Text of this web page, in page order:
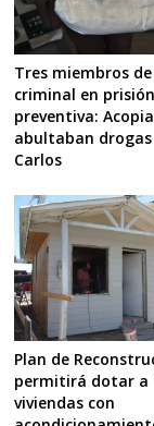
Tres miembros
criminal en prisión
preventiva:
abultaban drogas
Carlos
Plan de
permitirá dotar a
viviendas con